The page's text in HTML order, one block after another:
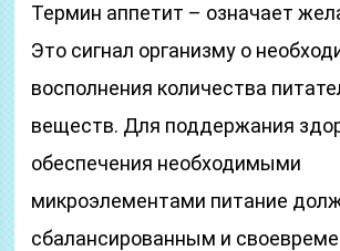
Термин аппетит – означает
Это сигнал организму о
восполнения количества
веществ. Для поддержания
обеспечения необходимыми
микроэлементами питание
сбалансированным и